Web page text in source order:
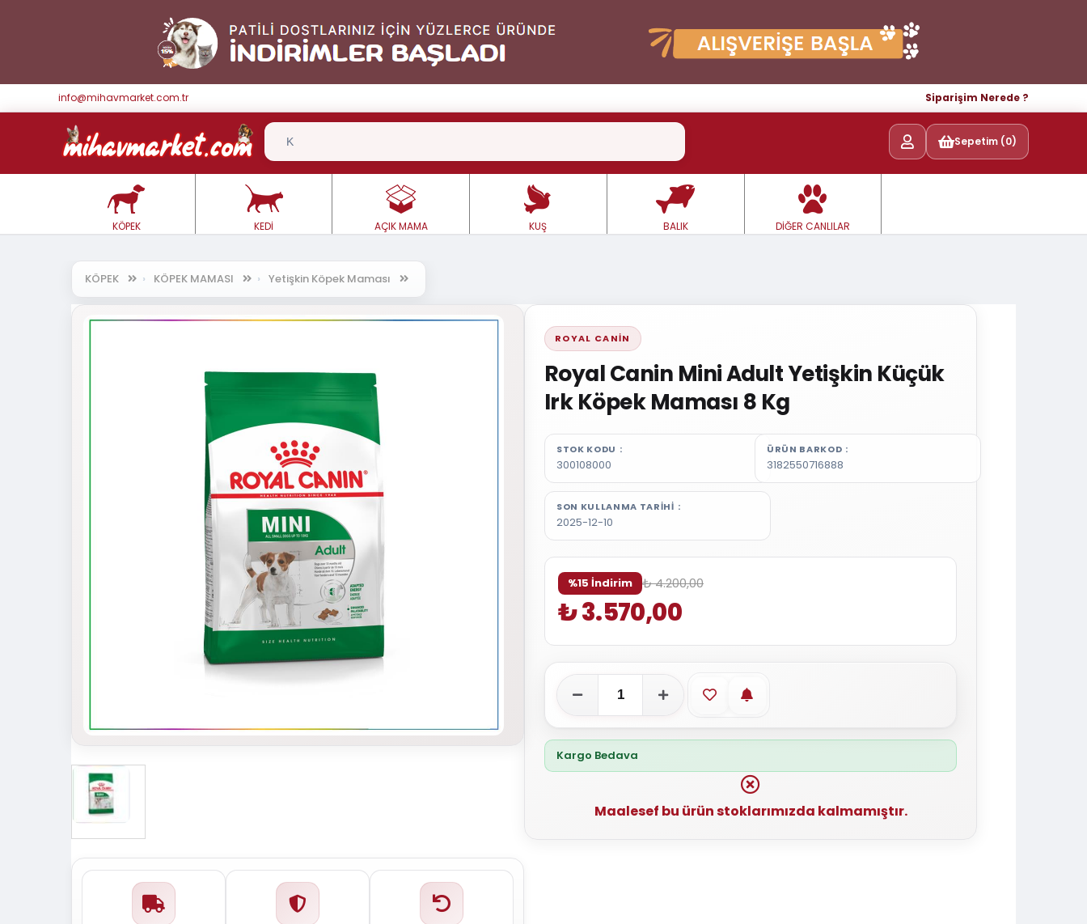
info@mihavmarket.com.tr Siparişim Nerede ?
Sepetim (0)
KÖPEK KEDİ AÇIK MAMA KUŞ BALIK DİĞER CANLILAR
KÖPEK KÖPEK MAMASI Yetişkin Köpek Maması
ROYAL CANIN
Royal Canin Mini Adult Yetişkin Küçük
Irk Köpek Maması 8 Kg
STOK KODU
300108000
ÜRÜN BARKOD
3182550716888
SON KULLANMA TARIHI
2025-12-10
%15 İndirim ₺ 4.200,00
₺ 3.570,00
Favorilere ekle
Stoğa gelince haber ver
Kargo Bedava
Maalesef bu ürün stoklarımızda kalmamıştır.